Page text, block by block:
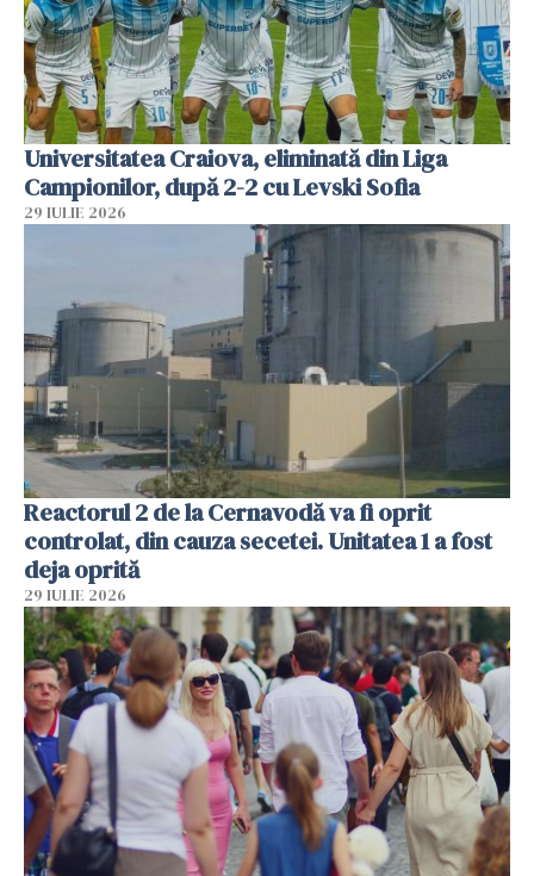
Universitatea Craiova, eliminată din Liga
Campionilor, după 2-2 cu Levski Sofia
29 IULIE 2026
Reactorul 2 de la Cernavodă va fi oprit
controlat, din cauza secetei. Unitatea 1 a fost
deja oprită
29 IULIE 2026